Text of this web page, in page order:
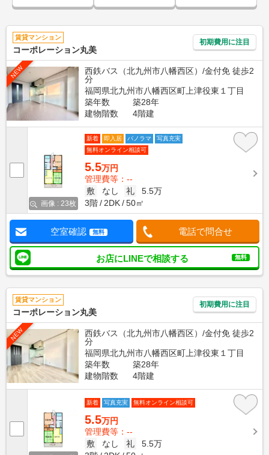
賃貸マンション
コーポレーション丸美
初期費用に注目
NEW
西鉄バス（北九州市八幡西区）/金付免 徒歩2
分
福岡県北九州市八幡西区町上津役東１丁目
築年数
築28年
建物階数
4階建
画像 : 23枚
新着 即入居 パノラマ
写真充実
無料オンライン相談可
5.5万円
管理費等：--
敷
なし 礼
5.5万
3階
2DK 50㎡
空室確認 無料 電話で問合せ
お店にLINEで相談する 無料
賃貸マンション
コーポレーション丸美
初期費用に注目
NEW
西鉄バス（北九州市八幡西区）/金付免 徒歩2
分
福岡県北九州市八幡西区町上津役東１丁目
築年数
築28年
建物階数
4階建
新着 写真充実 無料オンライン相談可
5.5万円
管理費等：--
敷
なし 礼
5.5万